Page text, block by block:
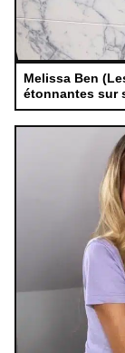
Melissa Ben
étonnantes sur